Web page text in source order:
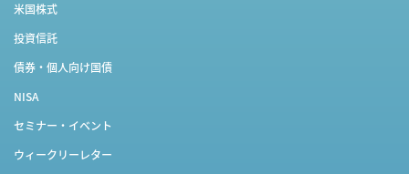
米国株式
投資信託
債券・個人向け国債
NISA
セミナー・イベント
ウィークリーレター